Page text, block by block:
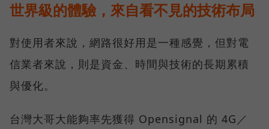
世界級的體驗，來自看不見的技術布局
對使用者來說，網路很好用是一種感覺，但對電
信業者來說，則是資金、時間與技術的長期累積
與優化。
台灣大哥大能夠率先獲得 Opensignal 的 4G／